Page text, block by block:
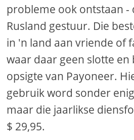
probleme ook ontstaan ​​-
Rusland gestuur. Die
in 'n land aan vriende of
waar daar geen slotte en
opsigte van Payoneer.
gebruik word sonder
maar die jaarlikse
$ 29,95.